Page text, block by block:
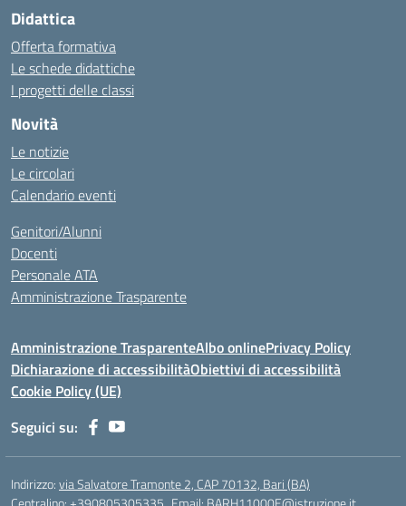
Didattica
Offerta formativa
Le schede didattiche
I progetti delle classi
Novità
Le notizie
Le circolari
Calendario eventi
Genitori/Alunni
Docenti
Personale ATA
Amministrazione Trasparente
Amministrazione TrasparenteAlbo onlinePrivacy Policy
Dichiarazione di accessibilitàObiettivi di accessibilità
Cookie Policy (UE)
Seguici su:
Indirizzo:via Salvatore Tramonte 2, CAP 70132, Bari (BA)